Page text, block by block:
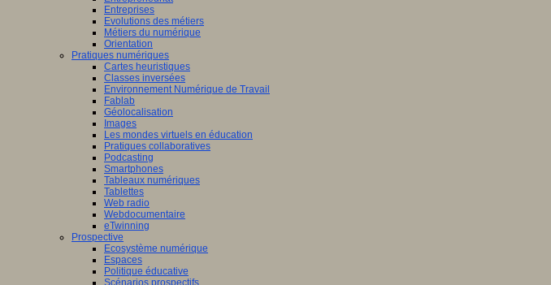
Entreprises
Evolutions des métiers
Métiers du numérique
Orientation
Pratiques numériques
Cartes heuristiques
Classes inversées
Environnement Numérique de Travail
Fablab
Géolocalisation
Images
Les mondes virtuels en éducation
Pratiques collaboratives
Podcasting
Smartphones
Tableaux numériques
Tablettes
Web radio
Webdocumentaire
eTwinning
Prospective
Ecosystème numérique
Espaces
Politique éducative
Scénarios prospectifs